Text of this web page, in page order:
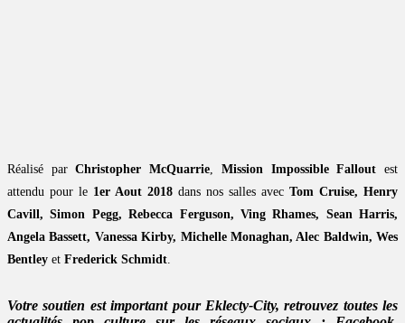
Réalisé parChristopher McQuarrie, Mission Impossible Fallout est
attendu pour le 1er Aout 2018 dans nos salles avec Tom Cruise, Henry
Cavill, Simon Pegg, Rebecca Ferguson, Ving Rhames, Sean Harris,
Angela Bassett, Vanessa Kirby, Michelle Monaghan, Alec Baldwin, Wes
Bentley et Frederick Schmidt.
Votre soutien est important pour Eklecty-City, retrouvez toutes les